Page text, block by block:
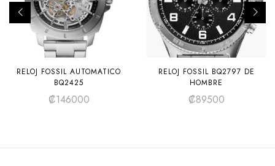
RELOJ FOSSIL AUTOMATICO
BQ2425
₡146000
RELOJ FOSSIL BQ2797 DE
HOMBRE
₡89500